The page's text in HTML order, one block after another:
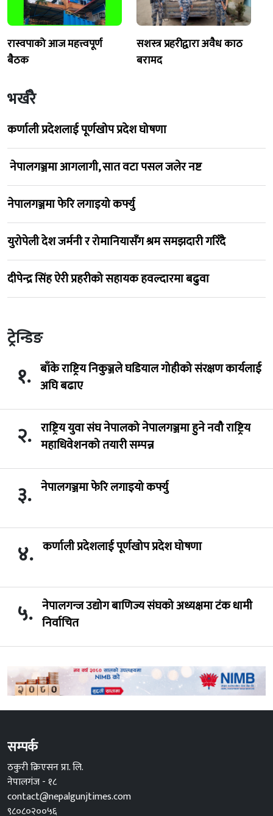
रास्वपाको आज महत्त्वपूर्ण
बैठक
सशस्त्र प्रहरीद्वारा अवैध काठ
बरामद
भर्खरै
कर्णाली प्रदेशलाई पूर्णखोप प्रदेश घोषणा
नेपालगञ्जमा आगलागी, सात वटा पसल जलेर नष्ट
नेपालगञ्जमा फेरि लगाइयो कर्फ्यु
युरोपेली देश जर्मनी र रोमानियासँग श्रम समझदारी गरिँदै
दीपेन्द्र सिंह ऐरी प्रहरीको सहायक हवल्दारमा बढुवा
ट्रेन्डिङ
१. बाँके राष्ट्रिय निकुञ्जले घडियाल गोहीको संरक्षण कार्यलाई
अघि बढाए
२. राष्ट्रिय युवा संघ नेपालको नेपालगञ्जमा हुने नवौ राष्ट्रिय
महाधिवेशनको तयारी सम्पन्न
३. नेपालगञ्जमा फेरि लगाइयो कर्फ्यु
४. कर्णाली प्रदेशलाई पूर्णखोप प्रदेश घोषणा
५. नेपालगन्ज उद्योग बाणिज्य संघको अध्यक्षमा टंक धामी
निर्वाचित
सम्पर्क
ठकुरी क्रिएसन प्रा. लि.
नेपालगंज - १८
contact@nepalgunjtimes.com
९८०८०२००५६